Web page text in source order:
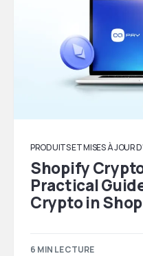
PRODUITS ET MISES À JOUR
Shopify
Practical
Crypto in
6 MIN LECTURE